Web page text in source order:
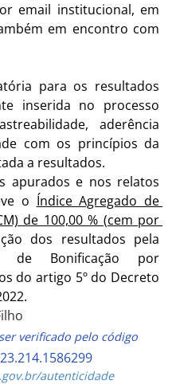
email institucional, em
em encontro com
para os resultados
inserida no processo
aderência
com os princípios da
a resultados.
apurados e nos relatos
o Índice Agregado de
de 100,00 % (cem por
dos resultados pela
de Bonificação por
do artigo 5º do Decreto
verificado pelo código
autenticidade